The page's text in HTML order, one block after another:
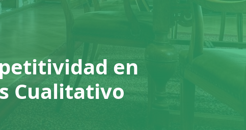
en
Cualitativo